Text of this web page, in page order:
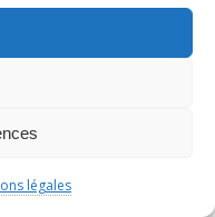
légales